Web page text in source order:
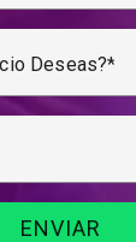
Deseas?